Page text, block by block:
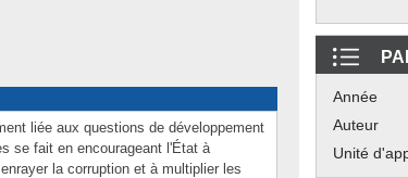
liée aux questions de développement
se fait en encourageant l'État à
la corruption et à multiplier les
Année
Auteur
Unité